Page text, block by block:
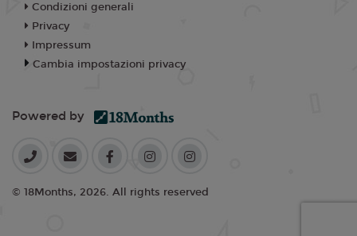
Condizioni generali
Privacy
Impressum
Cambia impostazioni privacy
Powered by
© 18Months, 2026. All rights reserved